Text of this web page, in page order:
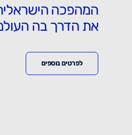
המהפכה
את הדרך בה
לפרטים נוספים